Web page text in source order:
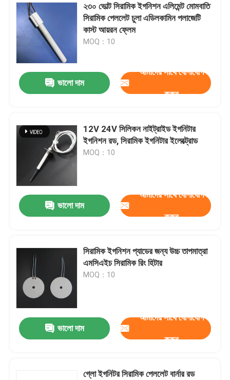
২৩০ ভোল্ট সিরামিক ইগনিশন এলিমেন্ট মোমবাতি
সিরামিক পেললেট চুলা এডিলকামিন পলাজেটি
কাস্ট আয়রন ফ্লেম
MOQ：10
ভালো দাম
আমাদের সাথে যোগাযোগ
করুন
12V 24V সিলিকন নাইট্রাইড ইগনিটার
ইগনিশন রড, সিরামিক ইগনিটার ইলেক্ট্রোড
MOQ：10
ভালো দাম
আমাদের সাথে যোগাযোগ
করুন
সিরামিক ইগনিশন প্যাডের জন্য উচ্চ তাপমাত্রা
এমসিএইচ সিরামিক রিং হিটার
MOQ：10
ভালো দাম
আমাদের সাথে যোগাযোগ
করুন
গ্লো ইগনিটর সিরামিক পেললেট বার্নার রড